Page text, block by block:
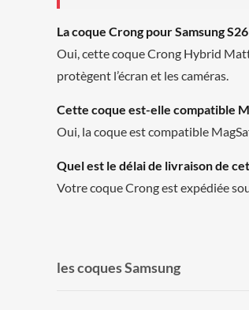
La coque Crong pour Samsung
Oui, cette coque Crong Hybrid
protègent l’écran et les caméras.
Cette coque est-elle compatible
Oui, la coque est compatible
Quel est le délai de livraison de
Votre coque Crong est expédiée
les coques Samsung